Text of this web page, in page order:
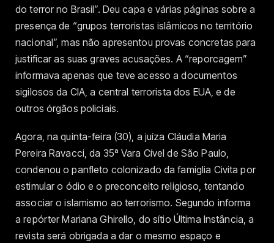
do terror no Brasil”. Deu capa e várias páginas sobre a
presença de “grupos terroristas islâmicos no território
nacional”, mas não apresentou provas concretas para
justificar as suas graves acusações. A “reporcagem”
informava apenas que teve acesso a documentos
sigilosos da CIA, a central terrorista dos EUA, e de
outros órgãos policiais.
Agora, na quinta-feira (30), a juíza Cláudia Maria
Pereira Ravacci, da 35ª Vara Cível de São Paulo,
condenou o panfleto colonizado da famiglia Civita por
estimular o ódio e o preconceito religioso, tentando
associar o islamismo ao terrorismo. Segundo informa
a repórter Mariana Ghirello, do sítio Última Instância, a
revista será obrigada a dar o mesmo espaço e